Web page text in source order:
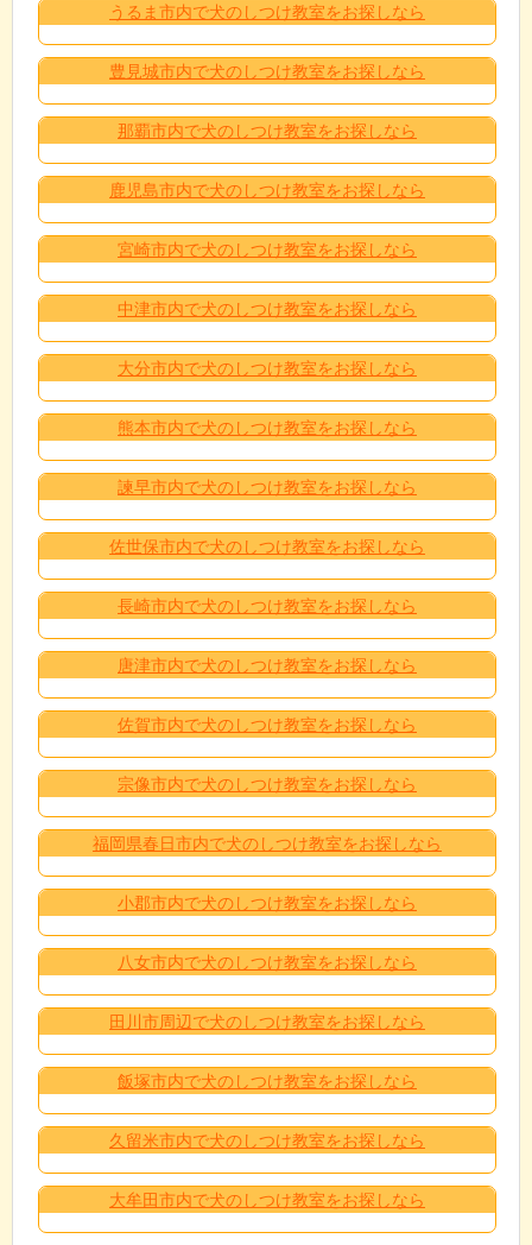
うるま市内で犬のしつけ教室をお探しなら
豊見城市内で犬のしつけ教室をお探しなら
那覇市内で犬のしつけ教室をお探しなら
鹿児島市内で犬のしつけ教室をお探しなら
宮崎市内で犬のしつけ教室をお探しなら
中津市内で犬のしつけ教室をお探しなら
大分市内で犬のしつけ教室をお探しなら
熊本市内で犬のしつけ教室をお探しなら
諫早市内で犬のしつけ教室をお探しなら
佐世保市内で犬のしつけ教室をお探しなら
長崎市内で犬のしつけ教室をお探しなら
唐津市内で犬のしつけ教室をお探しなら
佐賀市内で犬のしつけ教室をお探しなら
宗像市内で犬のしつけ教室をお探しなら
福岡県春日市内で犬のしつけ教室をお探しなら
小郡市内で犬のしつけ教室をお探しなら
八女市内で犬のしつけ教室をお探しなら
田川市周辺で犬のしつけ教室をお探しなら
飯塚市内で犬のしつけ教室をお探しなら
久留米市内で犬のしつけ教室をお探しなら
大牟田市内で犬のしつけ教室をお探しなら